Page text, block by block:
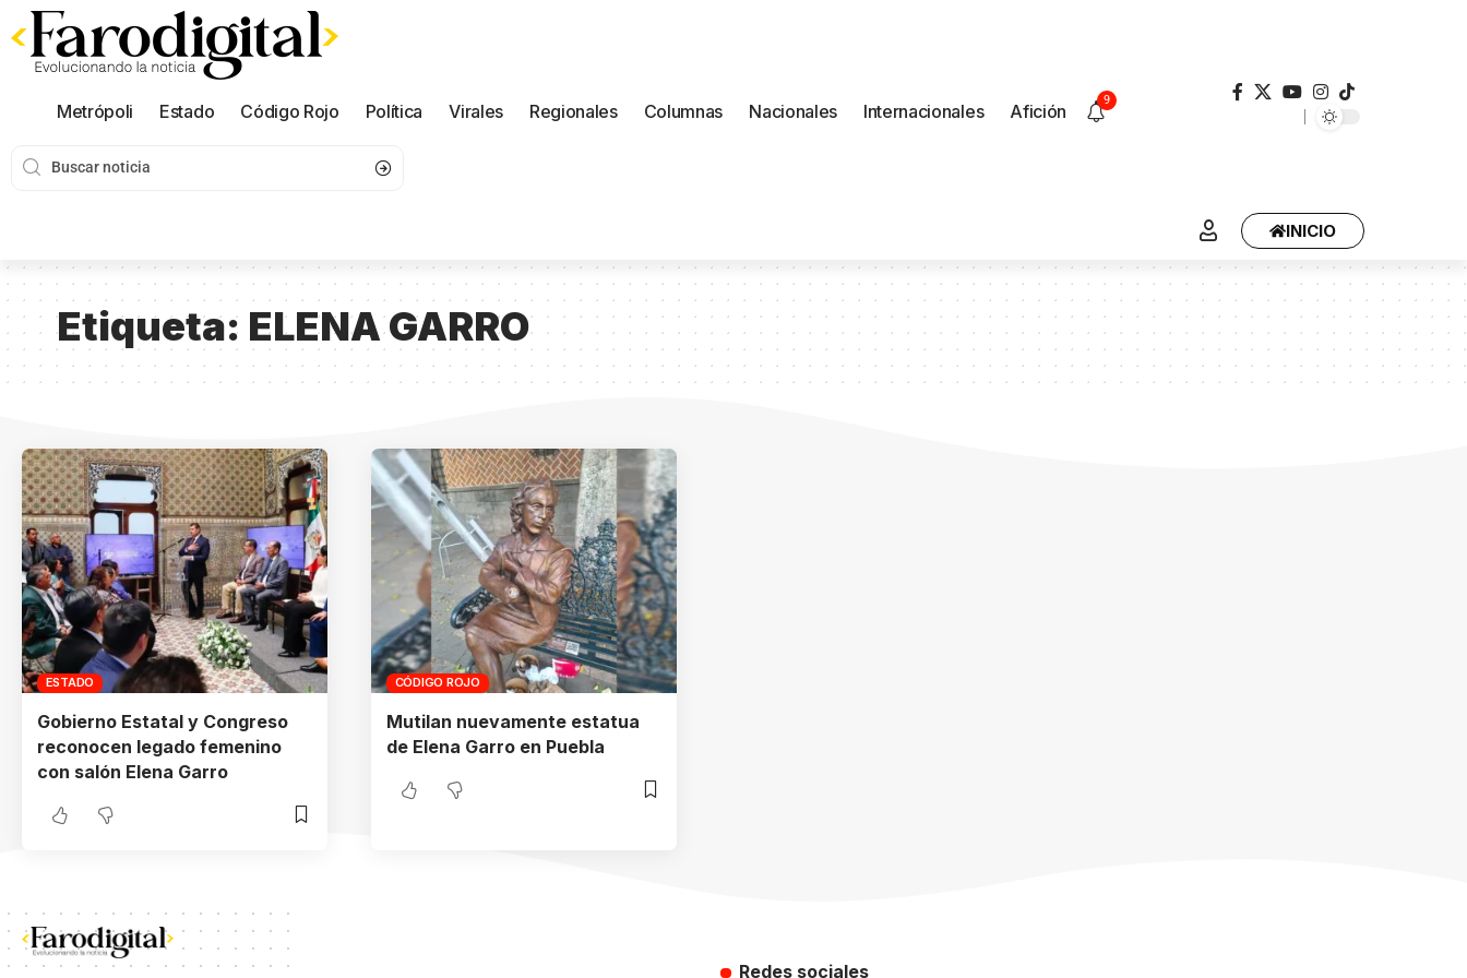
Metrópoli Estado Código Rojo Política Virales Regionales Columnas Nacionales Internacionales Afición
9
INICIO
Etiqueta: ELENA GARRO
ESTADO
Gobierno Estatal y Congreso
reconocen legado femenino
con salón Elena Garro
CÓDIGO ROJO
Mutilan nuevamente estatua
de Elena Garro en Puebla
Redes sociales